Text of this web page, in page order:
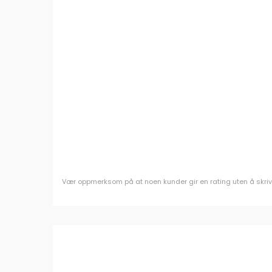
Vær oppmerksom på at noen kunder gir en rating uten å